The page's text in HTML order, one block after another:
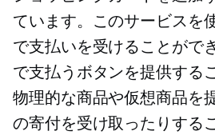
ています。このサービスを
で支払いを受けることがで
で支払うボタンを提供する
物理的な商品や仮想商品を
の寄付を受け取ったりする